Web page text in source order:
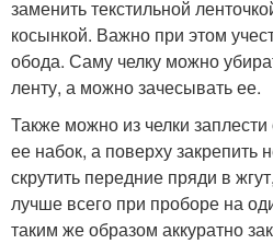
заменить текстильной
косынкой. Важно при этом
обода. Саму челку можно
ленту, а можно зачесывать ее.
Также можно из челки
ее набок, а поверху
скрутить передние пряди в
лучше всего при проборе на
таким же образом аккуратно